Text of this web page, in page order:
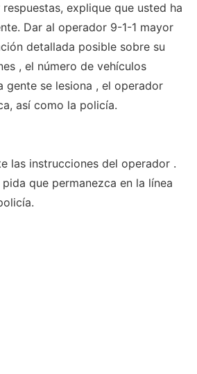
explique que usted ha
Dar al operador 9-1-1 mayor
detallada posible sobre su
, el número de vehículos
gente se lesiona , el operador
así como la policía.
las instrucciones del operador .
que permanezca en la línea